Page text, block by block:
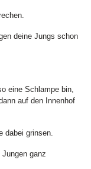
deine Jungs schon
eine Schlampe bin,
auf den Innenhof
dabei grinsen.
Jungen ganz